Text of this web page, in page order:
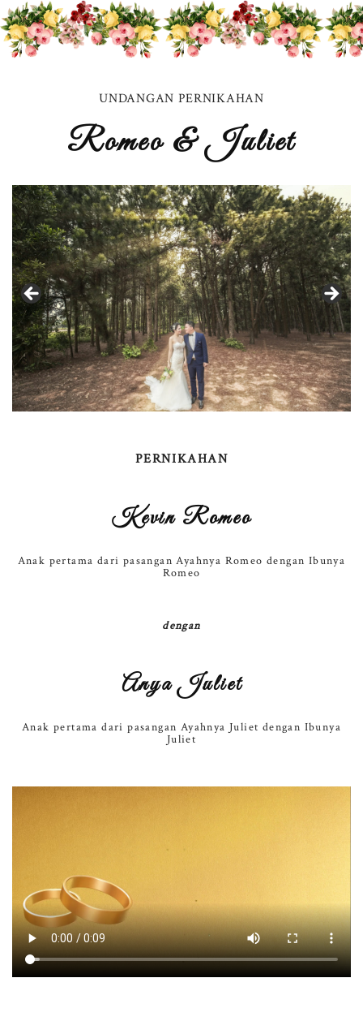
UNDANGAN PERNIKAHAN
Romeo & Juliet
PERNIKAHAN
Kevin Romeo
Anak pertama dari pasangan Ayahnya Romeo dengan Ibunya
Romeo
dengan
Anya Juliet
Anak pertama dari pasangan Ayahnya Juliet dengan Ibunya
Juliet